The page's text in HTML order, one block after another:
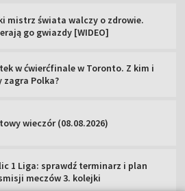
mistrz świata walczy o zdrowie.
go gwiazdy [WIDEO]
w ćwierćfinale w Toronto. Z kim i
zagra Polka?
wieczór (08.08.2026)
1 Liga: sprawdź terminarz i plan
meczów 3. kolejki